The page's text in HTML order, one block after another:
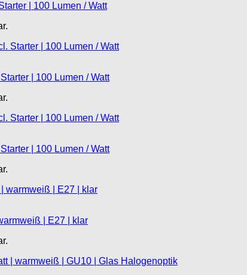
| 100 Lumen / Watt
| 100 Lumen / Watt
| 100 Lumen / Watt
| E27 | klar